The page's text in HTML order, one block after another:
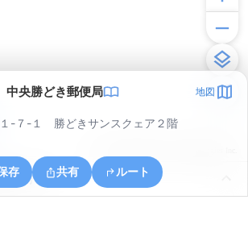
中央勝どき郵便局 地図
-７-１ 勝どきサンスクェア２階
存 共有 ルート
岸３丁目